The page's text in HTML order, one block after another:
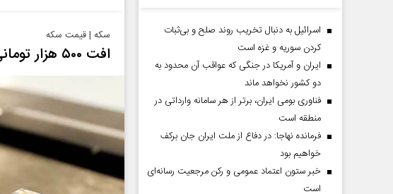
سکه | قیمت سکه
افت ۵۰۰ هزار تومانی نرخ سکه در بازار
اسرائیل به دنبال تخریب روند صلح و بی‌ثبات
کردن سوریه و غزه است
ایران و آمریکا در جنگی که عواقب آن محدود به
دو کشور نخواهد ماند
فناوری بومی ایران، برتر از هر سامانه وارداتی در
منطقه است
فرمانده نهاجا: در دفاع از ملت ایران جان برکف
خواهیم بود
خبر ستون اعتماد عمومی و رکن مرجعیت رسانه‌ای
است